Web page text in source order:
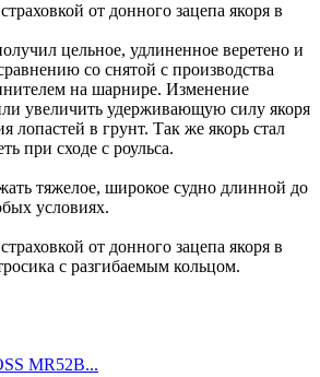
от донного зацепа якоря в
цельное, удлиненное веретено и
со снятой с производства
на шарнире. Изменение
увеличить удерживающую силу якоря
лопастей в грунт. Так же якорь стал
при сходе с роульса.
тяжелое, широкое судно длинной до
условиях.
от донного зацепа якоря в
с разгибаемым кольцом.
MR52B...